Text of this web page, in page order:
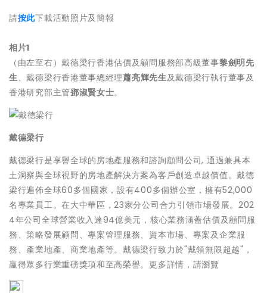
請按此下載活動照片及簡報
相片1
（由左至右）戴德梁行香港估價及顧問服務部高級董事黎劍明先
生、戴德梁行香港董事總經理蕭亮輝先生及戴德梁行執行董事及
香港研究部主管鄧淑賢女士。
戴德梁行
戴德梁行是享譽全球的房地產服務和諮詢顧問公司, 通過兼具本
土洞察與全球視野的房地產解決方案為客戶創造卓越價值。戴德
梁行遍佈全球60多個國家，設有400多個辦公室，擁有52,000
名專業員工。在大中華區，23家分公司合力引領市場發展。202
4年公司全球營業收入達94億美元，核心業務涵蓋估價及顧問服
務、策略發展顧問、專案管理服務、資本市場、專案及企業服
務、產業地產、商業地產等。戴德梁行致力於"戴領無限超越"，
贏得眾多行業重磅獎項和至高榮譽。更多詳情，請瀏覽